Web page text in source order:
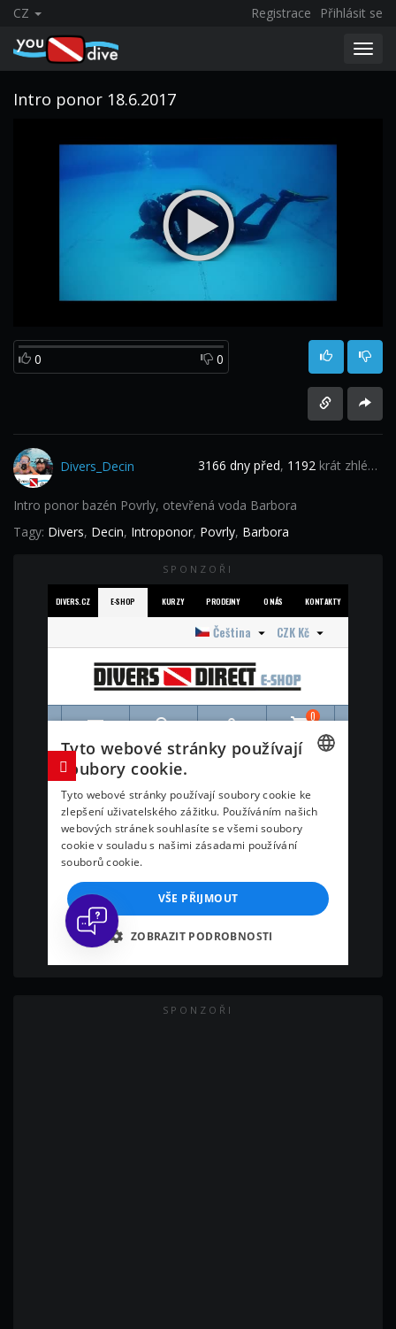
CZ Registrace Přihlásit se
Intro ponor 18.6.2017
0 0
Divers_Decin 3166 dny před, 1192 krát zhlédnuto
Intro ponor bazén Povrly, otevřená voda Barbora
Tagy: Divers, Decin, Introponor, Povrly, Barbora
SPONZOŘI
SPONZOŘI